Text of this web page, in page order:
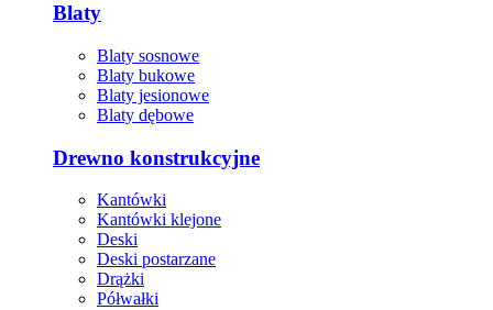
Blaty
Blaty sosnowe
Blaty bukowe
Blaty jesionowe
Blaty dębowe
Drewno konstrukcyjne
Kantówki
Kantówki klejone
Deski
Deski postarzane
Drążki
Półwałki